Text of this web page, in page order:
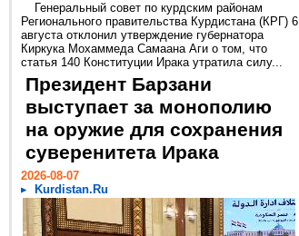
Генеральный совет по курдским районам
Регионального правительства Курдистана (КРГ) 6
августа отклонил утверждение губернатора
Киркука Мохаммеда Самаана Аги о том, что
статья 140 Конституции Ирака утратила силу...
Президент Барзани
выступает за монополию
на оружие для сохранения
суверенитета Ирака
2026-08-07
Kurdistan.Ru